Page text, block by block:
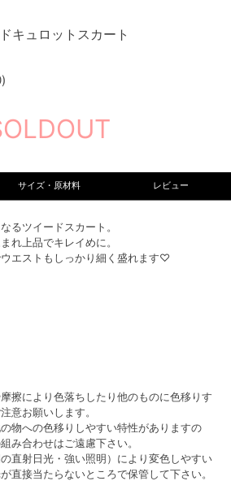
キュロットスカート
)
サイズ・原材料 レビュー
るツイードスカート。
れ上品でキレイめに。
エストもしっかり細く盛れます♡
擦により色落ちしたり他のものに色移りす
意お願いします。
物への色移りしやすい特性がありますの
み合わせはご遠慮下さい。
直射日光・強い照明）により変色しやすい
直接当たらないところで保管して下さい。